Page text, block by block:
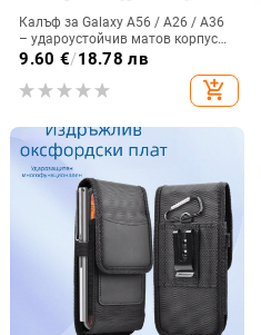
Калъф за Galaxy A56 / A26 / A36
– удароустойчив матов корпус
от PC+TPU с текстура на кожа
9.60 €/18.78 лв
add_shopping_cart